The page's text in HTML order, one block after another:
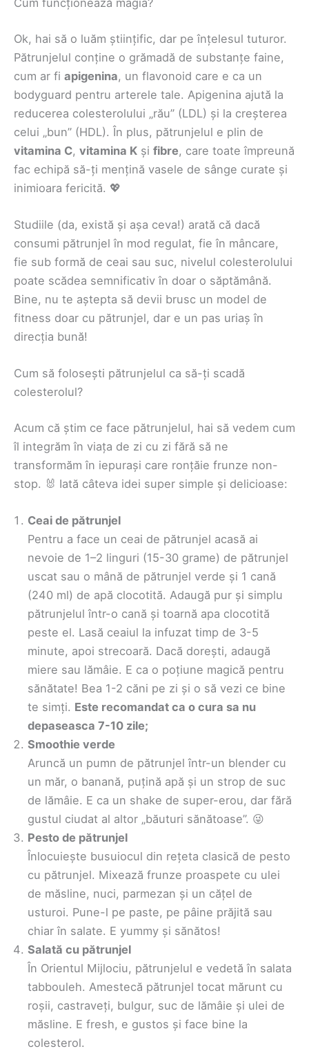
Cum funcționează magia?
Ok, hai să o luăm științific, dar pe înțelesul tuturor.
Pătrunjelul conține o grămadă de substanțe faine,
cum ar fi apigenina, un flavonoid care e ca un
bodyguard pentru arterele tale. Apigenina ajută la
reducerea colesterolului „rău” (LDL) și la creșterea
celui „bun” (HDL). În plus, pătrunjelul e plin de
vitamina C, vitamina K și fibre, care toate împreună
fac echipă să-ți mențină vasele de sânge curate și
inimioara fericită. 💖
Studiile (da, există și așa ceva!) arată că dacă
consumi pătrunjel în mod regulat, fie în mâncare,
fie sub formă de ceai sau suc, nivelul colesterolului
poate scădea semnificativ în doar o săptămână.
Bine, nu te aștepta să devii brusc un model de
fitness doar cu pătrunjel, dar e un pas uriaș în
direcția bună!
Cum să folosești pătrunjelul ca să-ți scadă
colesterolul?
Acum că știm ce face pătrunjelul, hai să vedem cum
îl integrăm în viața de zi cu zi fără să ne
transformăm în iepurași care ronțăie frunze non-
stop. 🐰 Iată câteva idei super simple și delicioase:
Ceai de pătrunjel
Pentru a face un ceai de pătrunjel acasă ai
nevoie de 1–2 linguri (15-30 grame) de pătrunjel
uscat sau o mână de pătrunjel verde și 1 cană
(240 ml) de apă clocotită. Adaugă pur și simplu
pătrunjelul într-o cană și toarnă apa clocotită
peste el. Lasă ceaiul la infuzat timp de 3-5
minute, apoi strecoară. Dacă dorești, adaugă
miere sau lămâie. E ca o poțiune magică pentru
sănătate! Bea 1-2 căni pe zi și o să vezi ce bine
te simți. Este recomandat ca o cura sa nu
depaseasca 7-10 zile;
Smoothie verde
Aruncă un pumn de pătrunjel într-un blender cu
un măr, o banană, puțină apă și un strop de suc
de lămâie. E ca un shake de super-erou, dar fără
gustul ciudat al altor „băuturi sănătoase”. 😜
Pesto de pătrunjel
Înlocuiește busuiocul din rețeta clasică de pesto
cu pătrunjel. Mixează frunze proaspete cu ulei
de măsline, nuci, parmezan și un cățel de
usturoi. Pune-l pe paste, pe pâine prăjită sau
chiar în salate. E yummy și sănătos!
Salată cu pătrunjel
În Orientul Mijlociu, pătrunjelul e vedetă în salata
tabbouleh. Amestecă pătrunjel tocat mărunt cu
roșii, castraveți, bulgur, suc de lămâie și ulei de
măsline. E fresh, e gustos și face bine la
colesterol.